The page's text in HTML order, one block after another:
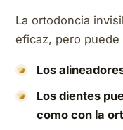
La ortodoncia
eficaz, pero
Los
Los dientes
como con la